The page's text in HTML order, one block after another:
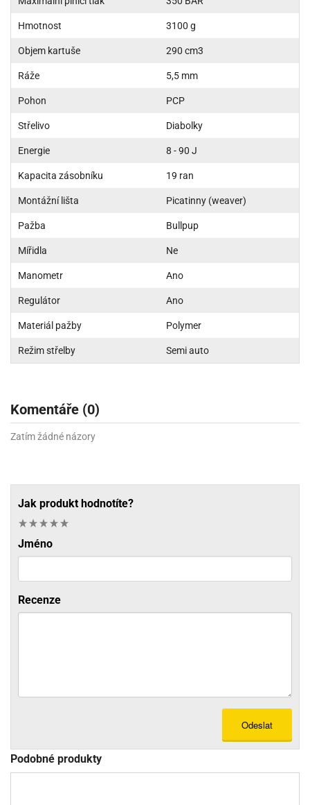
Hmotnost 3100 g
Objem kartuše 290 cm3
Ráže 5,5 mm
Pohon PCP
Střelivo Diabolky
Energie 8 - 90 J
Kapacita zásobníku 19 ran
Montážní lišta Picatinny (weaver)
Pažba Bullpup
Mířidla Ne
Manometr Ano
Regulátor Ano
Materiál pažby Polymer
Režim střelby Semi auto
Komentáře (0)
Zatím žádné názory
Jak produkt hodnotíte?
Jméno
Recenze
Odeslat
Podobné produkty